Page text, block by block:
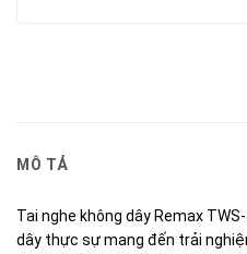
MÔ TẢ
Tai nghe không dây Remax
dây thực sự mang đến trải